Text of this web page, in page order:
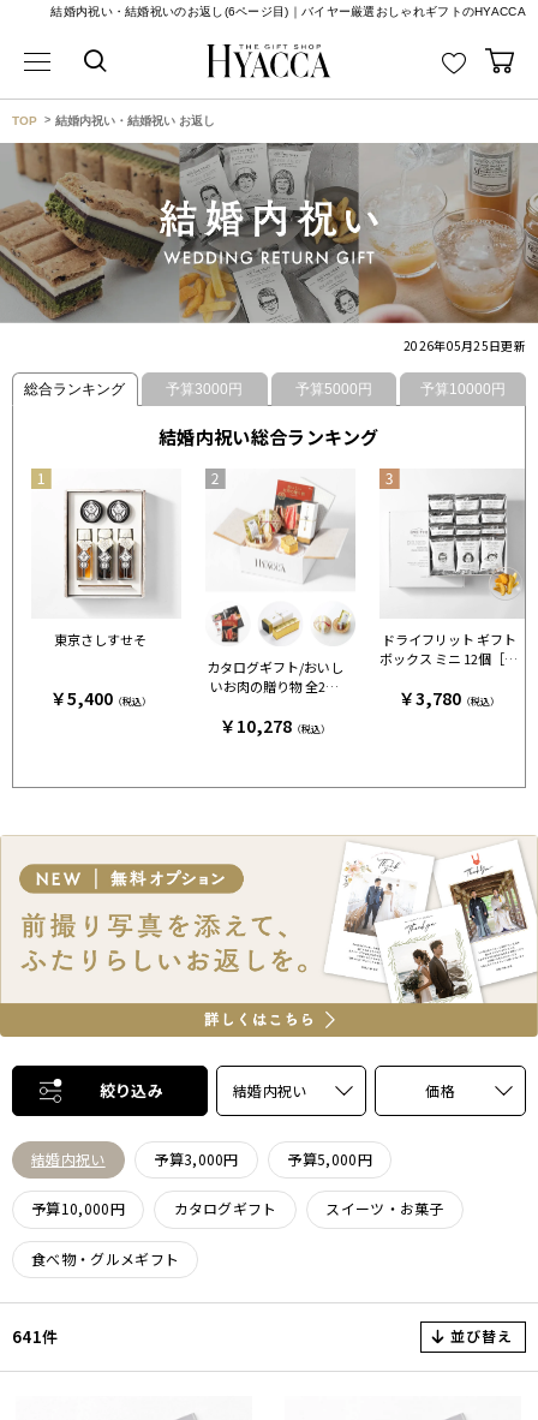
結婚内祝い・結婚祝いのお返し(6ページ目)｜バイヤー厳選おしゃれギフトのHYACCA
TOP 結婚内祝い・結婚祝い お返し
2026年05月25日更新
総合ランキング 予算3000円 予算5000円 予算10000円
結婚内祝い総合ランキング
東京さしすせそ
￥5,400（税込）
カタログギフト/おいし
いお肉の贈り物 全2種
C
￥10,278（税込）
ドライフリット ギフト
ボックス ミニ 12個［ア
￥3,780（税込）
絞り込み 結婚内祝い 価格
結婚内祝い 予算3,000円 予算5,000円
予算10,000円 カタログギフト スイーツ・お菓子
食べ物・グルメギフト
641件 並び替え